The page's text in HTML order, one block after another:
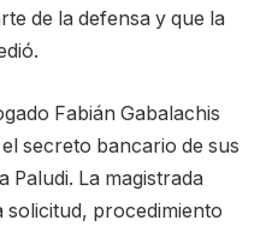
de la defensa y que la
Fabián Gabalachis
secreto bancario de sus
Paludi. La magistrada
solicitud, procedimiento